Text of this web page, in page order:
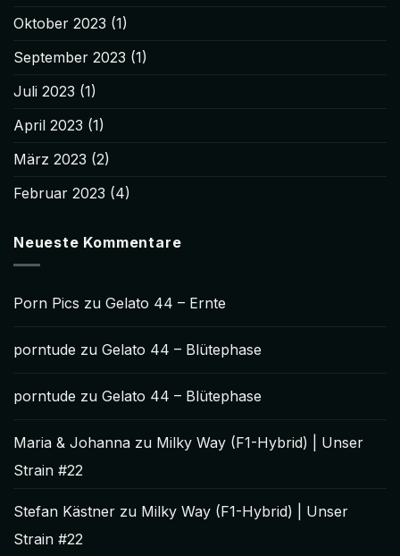
Oktober 2023 (1)
September 2023 (1)
Juli 2023 (1)
April 2023 (1)
März 2023 (2)
Februar 2023 (4)
Neueste Kommentare
Porn Pics zu Gelato 44 – Ernte
porntude zu Gelato 44 – Blütephase
porntude zu Gelato 44 – Blütephase
Maria & Johanna zu Milky Way (F1-Hybrid) | Unser
Strain #22
Stefan Kästner zu Milky Way (F1-Hybrid) | Unser
Strain #22